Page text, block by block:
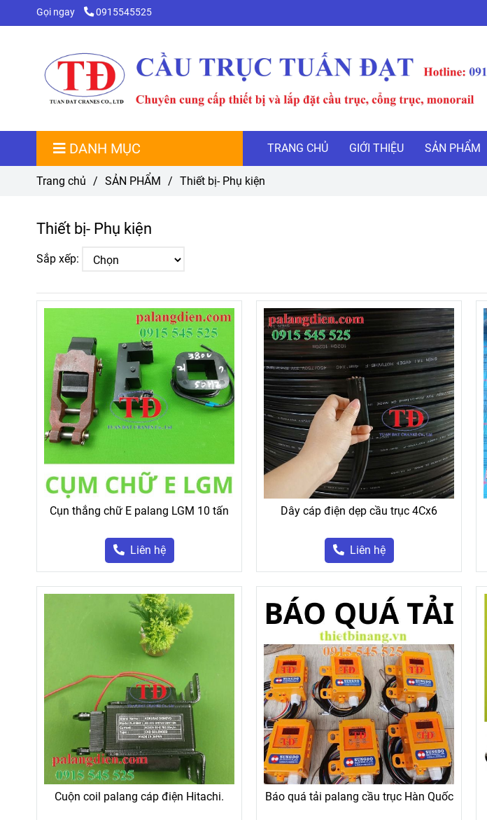
Gọi ngay 0915545525
DANH MỤC TRANG CHỦ GIỚI THIỆU SẢN PHẨM
Trang chủ / SẢN PHẨM / Thiết bị- Phụ kiện
Thiết bị- Phụ kiện
Sắp xếp:
Cụn thắng chữ E palang LGM 10 tấn
Liên hệ
Dây cáp điện dẹp cầu trục 4Cx6
Liên hệ
Cuộn coil palang cáp điện Hitachi. Báo quá tải palang cầu trục Hàn Quốc